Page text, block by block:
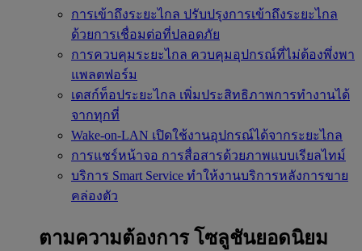
การเข้าถึงระยะไกล ปรับปรุงการเข้าถึงระยะไกล
ด้วยการเชื่อมต่อที่ปลอดภัย
การควบคุมระยะไกล ควบคุมอุปกรณ์ที่ไม่ต้องพึ่งพา
แพลตฟอร์ม
เดสก์ท็อประยะไกล เพิ่มประสิทธิภาพการทำงานได้
จากทุกที่
Wake-on-LAN เปิดใช้งานอุปกรณ์ได้จากระยะไกล
การแชร์หน้าจอ การสื่อสารด้วยภาพแบบเรียลไทม์
บริการ Smart Service ทำให้งานบริการหลังการขาย
คล่องตัว
ตามความต้องการ โซลูชันยอดนิยม